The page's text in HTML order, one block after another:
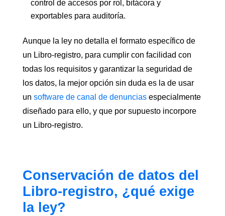
control de accesos por rol, bitácora y
exportables para auditoría.
Aunque la ley no detalla el formato específico de
un Libro-registro, para cumplir con facilidad con
todas los requisitos y garantizar la seguridad de
los datos, la mejor opción sin duda es la de usar
un software de canal de denunciasespecialmente
diseñado para ello, y que por supuesto incorpore
un Libro-registro.
Conservación de datos del
Libro-registro, ¿qué exige
la ley?